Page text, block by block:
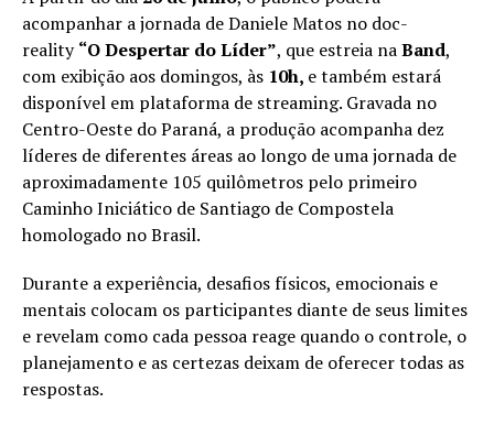
acompanhar a jornada de Daniele Matos no doc-
reality“O Despertar do Líder”, que estreia naBand,
com exibição aos domingos, às 10h, e também estará
disponível em plataforma de streaming. Gravada no
Centro-Oeste do Paraná, a produção acompanha dez
líderes de diferentes áreas ao longo de uma jornada de
aproximadamente 105 quilômetros pelo primeiro
Caminho Iniciático de Santiago de Compostela
homologado no Brasil.
Durante a experiência, desafios físicos, emocionais e
mentais colocam os participantes diante de seus limites
e revelam como cada pessoa reage quando o controle, o
planejamento e as certezas deixam de oferecer todas as
respostas.